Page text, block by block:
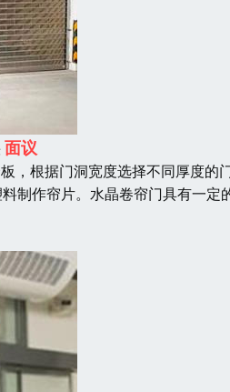
面议
，根据门洞宽度选择不同厚度
制作帘片。水晶卷帘门具有一